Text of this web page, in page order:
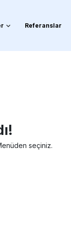
Referanslar
seçiniz.